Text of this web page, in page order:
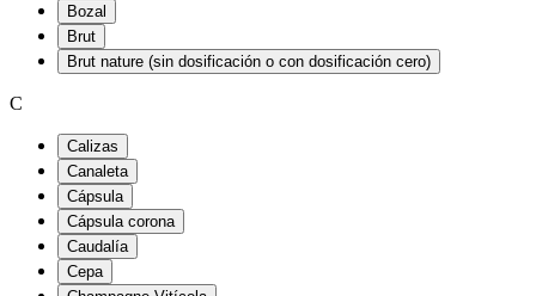
Bozal
Brut
Brut nature (sin dosificación o con dosificación cero)
C
Calizas
Canaleta
Cápsula
Cápsula corona
Caudalía
Cepa